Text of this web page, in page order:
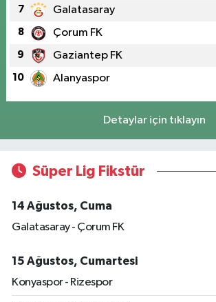
7 Galatasaray
8 Çorum FK
9 Gaziantep FK
10 Alanyaspor
Detaylar için tıklayın
Süper Lig Fikstür
14 Ağustos, Cuma
Galatasaray - Çorum FK
15 Ağustos, Cumartesi
Konyaspor - Rizespor